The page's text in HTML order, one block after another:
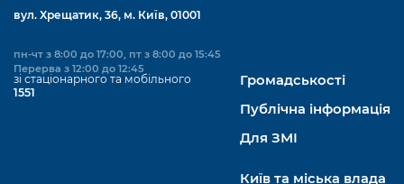
вул. Хрещатик, 36, м. Київ, 01001
пн-чт з 8:00 до 17:00, пт з 8:00 до 15:45
Перерва з 12:00 до 12:45
зі стаціонарного та мобільного
1551
Громадськості
Публічна інформація
Для ЗМІ
Київ та міська влада